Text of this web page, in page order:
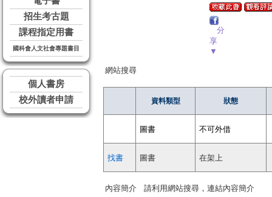
招生考古題
課程指定用書
國科會人文社會專題書目
個人書房
校外讀者申請
分
享
▼
網站搜尋
資料類型 狀態
圖書 不可外借
找書 圖書 在架上
內容簡介 請利用網站搜尋，連結內容簡介